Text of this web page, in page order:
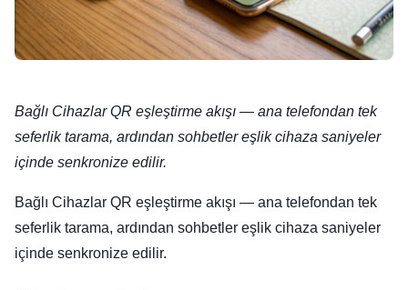
Bağlı Cihazlar QR eşleştirme akışı — ana telefondan tek
seferlik tarama, ardından sohbetler eşlik cihaza saniyeler
içinde senkronize edilir.
Bağlı Cihazlar QR eşleştirme akışı — ana telefondan tek
seferlik tarama, ardından sohbetler eşlik cihaza saniyeler
içinde senkronize edilir.